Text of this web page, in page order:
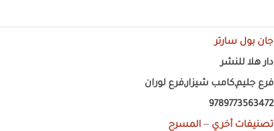
جان بول سارتر
دار هلا للنشر
فرع جليم,كامب شيزار,فرع لوران
9789773563472
تصنيفات أخري -- المسرح